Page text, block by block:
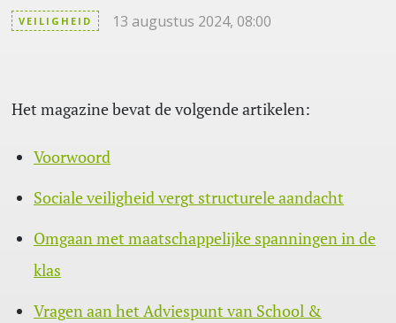
VEILIGHEID 13 augustus 2024, 08:00
Het magazine bevat de volgende artikelen:
Voorwoord
Sociale veiligheid vergt structurele aandacht
Omgaan met maatschappelijke spanningen in de
klas
Vragen aan het Adviespunt van School &